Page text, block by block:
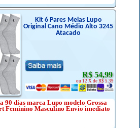
Kit 6 Pares Meias Lupo
Original Cano Médio Alto 3245
Atacado
R$ 54,99
ou 12 X de R$ 5.39
90 dias marca Lupo modelo Grossa
Feminino Masculino Envio imediato